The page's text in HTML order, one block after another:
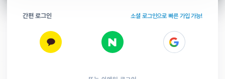
간편 로그인 소셜 로그인으로 빠른 가입 가능!